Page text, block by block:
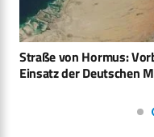
Straße von Hormus:
Einsatz der Deutschen